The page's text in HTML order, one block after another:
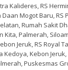
Kalideres, RS
Mogot Baru, RS
Rumah Sakit
Kita, Palmerah,
Jeruk, RS Royal
Kedoya, Kebon
Puskesmas